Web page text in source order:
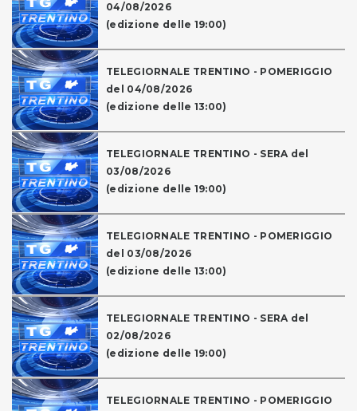
04/08/2026
(edizione delle 19:00)
TELEGIORNALE TRENTINO - POMERIGGIO
del 04/08/2026
(edizione delle 13:00)
TELEGIORNALE TRENTINO - SERA del
03/08/2026
(edizione delle 19:00)
TELEGIORNALE TRENTINO - POMERIGGIO
del 03/08/2026
(edizione delle 13:00)
TELEGIORNALE TRENTINO - SERA del
02/08/2026
(edizione delle 19:00)
TELEGIORNALE TRENTINO - POMERIGGIO